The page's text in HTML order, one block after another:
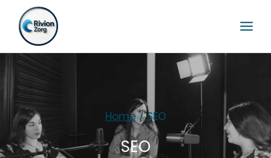
Home / SEO
SEO